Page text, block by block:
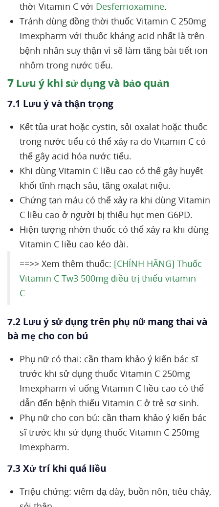
thời Vitamin C với Desferrioxamine.
Tránh dùng đồng thời thuốc Vitamin C 250mg
Imexpharm với thuốc kháng acid nhất là trên
bệnh nhân suy thận vì sẽ làm tăng bài tiết ion
nhôm trong nước tiểu.
7 Lưu ý khi sử dụng và bảo quản
7.1 Lưu ý và thận trọng
Kết tủa urat hoặc cystin, sỏi oxalat hoặc thuốc
trong nước tiểu có thể xảy ra do Vitamin C có
thể gây acid hóa nước tiểu.
Khi dùng Vitamin C liều cao có thể gây huyết
khối tĩnh mạch sâu, tăng oxalat niệu.
Chứng tan máu có thể xảy ra khi dùng Vitamin
C liều cao ở người bị thiếu hụt men G6PD.
Hiện tượng nhờn thuốc có thể xảy ra khi dùng
Vitamin C liều cao kéo dài.
==>> Xem thêm thuốc: [CHÍNH HÃNG] Thuốc
Vitamin C Tw3 500mg điều trị thiếu vitamin
C
7.2 Lưu ý sử dụng trên phụ nữ mang thai và
bà mẹ cho con bú
Phụ nữ có thai: cần tham khảo ý kiến bác sĩ
trước khi sử dụng thuốc Vitamin C 250mg
Imexpharm vì uống Vitamin C liều cao có thể
dẫn đến bệnh thiếu Vitamin C ở trẻ sơ sinh.
Phụ nữ cho con bú: cần tham khảo ý kiến bác
sĩ trước khi sử dụng thuốc Vitamin C 250mg
Imexpharm.
7.3 Xử trí khi quá liều
Triệu chứng: viêm dạ dày, buồn nôn, tiêu chảy,